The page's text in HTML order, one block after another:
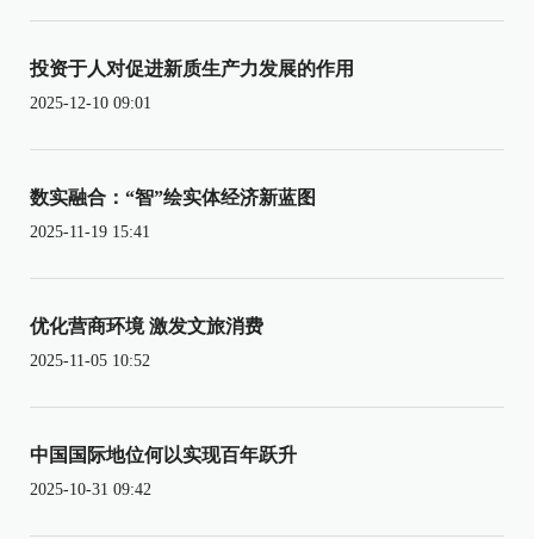
投资于人对促进新质生产力发展的作用
2025-12-10 09:01
数实融合：“智”绘实体经济新蓝图
2025-11-19 15:41
优化营商环境 激发文旅消费
2025-11-05 10:52
中国国际地位何以实现百年跃升
2025-10-31 09:42